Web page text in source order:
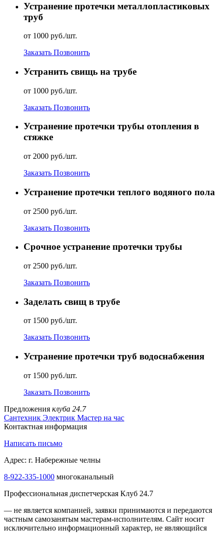
Устранение протечки металлопластиковых
труб
от 1000 руб./шт.
Заказать Позвонить
Устранить свищь на трубе
от 1000 руб./шт.
Заказать Позвонить
Устранение протечки трубы отопления в
стяжке
от 2000 руб./шт.
Заказать Позвонить
Устранение протечки теплого водяного пола
от 2500 руб./шт.
Заказать Позвонить
Срочное устранение протечки трубы
от 2500 руб./шт.
Заказать Позвонить
Заделать свищ в трубе
от 1500 руб./шт.
Заказать Позвонить
Устранение протечки труб водоснабжения
от 1500 руб./шт.
Заказать Позвонить
Предложения клуба 24.7
Сантехник Электрик Мастер на час
Контактная информация
Написать письмо
Адрес: г. Набережные челны
8-922-335-1000 многоканальный
Профессиональная диспетчерская Клуб 24.7
— не является компанией, заявки принимаются и передаются
частным самозанятым мастерам‑исполнителям. Сайт носит
исключительно информационный характер, не являющийся